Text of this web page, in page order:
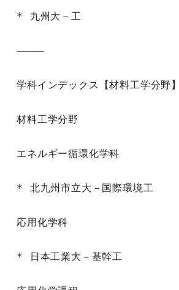
* 九州大－工
⸻
学科インデックス【材料工学分野】
材料工学分野
エネルギー循環化学科
* 北九州市立大－国際環境工
応用化学科
* 日本工業大－基幹工